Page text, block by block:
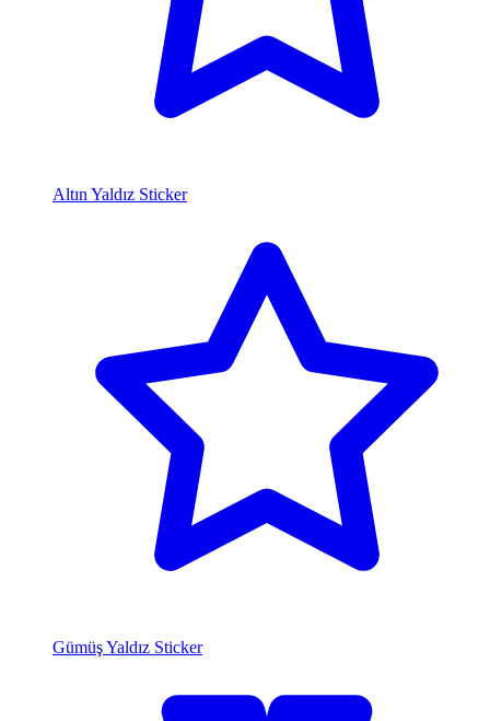
Altın Yaldız Sticker
Gümüş Yaldız Sticker